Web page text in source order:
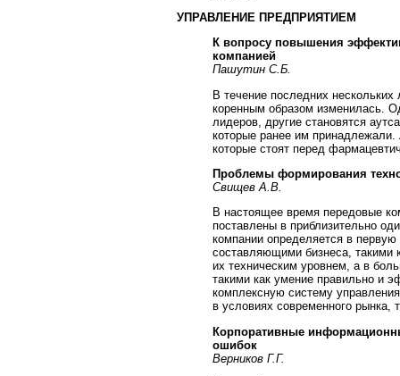
УПРАВЛЕНИЕ ПРЕДПРИЯТИЕМ
К вопросу повышения
компанией
Пашутин С.Б.
В течение последних
коренным образом изменилась.
лидеров, другие становятся
которые ранее им принадлежали.
которые стоят перед
Проблемы формирования
Свищев А.В.
В настоящее время передовые
поставлены в приблизительно
компании определяется в
составляющими бизнеса, такими
их техническим уровнем, а в
такими как умение правильно и
комплексную систему
в условиях современного рынка,
Корпоративные
ошибок
Верников Г.Г.